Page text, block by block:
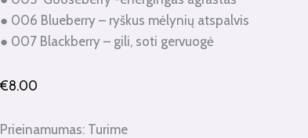
● 006 Blueberry – ryškus mėlynių atspalvis
● 007 Blackberry – gili, soti gervuogė
€8.00
Prieinamumas: Turime